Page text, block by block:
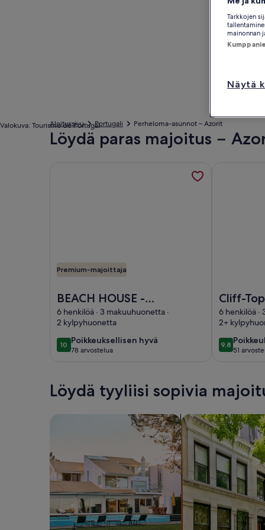
Valokuva: Tourismo de Portugal
Aloitussivu Portugali Perheloma-asunnot – Azorit
Löydä paras majoitus −
Premium-majoittaja
BEACH HOUSE -
House of
Hydrangeas -
TUNNISTUS VIEWS
- vuodepaikkoja 8
6 henkilöä · 3 makuuhuonetta ·
2 kylpyhuonetta
1010 kautta 10
Poikkeuksellisen hyvä
poikkeuksellisen
hyvä
78 arvostelua
(78
Tietoa majoituspaikasta BEACH HOUSE -
Cliff-
jossa on
oma
6 henkilöä ·
2+
9,89,8 kautta
hyvä
51
(51
Tietoa
Löydä tyyliisi sopivia
Hae huoneistoja/
Tarkkojen
mainonnan
Näytä